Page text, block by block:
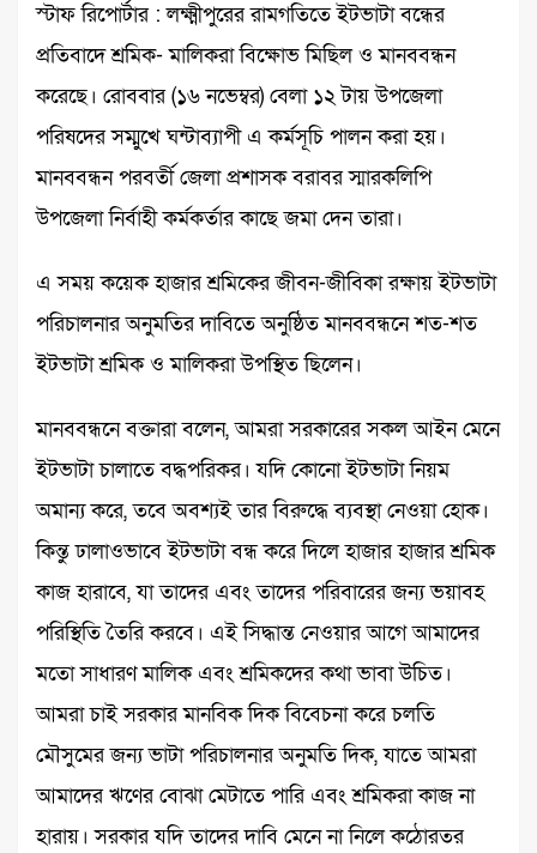
স্টাফ রিপোর্টার : লক্ষ্মীপুরের রামগতিতে ইটভাটা বন্ধের
প্রতিবাদে শ্রমিক- মালিকরা বিক্ষোভ মিছিল ও মানববন্ধন
করেছে। রোববার (১৬ নভেম্বর) বেলা ১২ টায় উপজেলা
পরিষদের সম্মুখে ঘন্টাব্যাপী এ কর্মসূচি পালন করা হয়।
মানববন্ধন পরবর্তী জেলা প্রশাসক বরাবর স্মারকলিপি
উপজেলা নির্বাহী কর্মকর্তার কাছে জমা দেন তারা।
এ সময় কয়েক হাজার শ্রমিকের জীবন-জীবিকা রক্ষায় ইটভাটা
পরিচালনার অনুমতির দাবিতে অনুষ্ঠিত মানববন্ধনে শত-শত
ইটভাটা শ্রমিক ও মালিকরা উপস্থিত ছিলেন।
মানববন্ধনে বক্তারা বলেন, আমরা সরকারের সকল আইন মেনে
ইটভাটা চালাতে বদ্ধপরিকর। যদি কোনো ইটভাটা নিয়ম
অমান্য করে, তবে অবশ্যই তার বিরুদ্ধে ব্যবস্থা নেওয়া হোক।
কিন্তু ঢালাওভাবে ইটভাটা বন্ধ করে দিলে হাজার হাজার শ্রমিক
কাজ হারাবে, যা তাদের এবং তাদের পরিবারের জন্য ভয়াবহ
পরিস্থিতি তৈরি করবে। এই সিদ্ধান্ত নেওয়ার আগে আমাদের
মতো সাধারণ মালিক এবং শ্রমিকদের কথা ভাবা উচিত।
আমরা চাই সরকার মানবিক দিক বিবেচনা করে চলতি
মৌসুমের জন্য ভাটা পরিচালনার অনুমতি দিক, যাতে আমরা
আমাদের ঋণের বোঝা মেটাতে পারি এবং শ্রমিকরা কাজ না
হারায়। সরকার যদি তাদের দাবি মেনে না নিলে কঠোরতর